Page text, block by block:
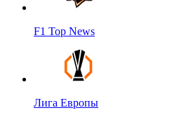
F1 Top News
Лига Европы